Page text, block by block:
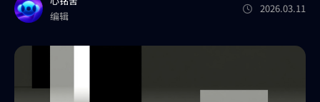
编辑
2026.03.11